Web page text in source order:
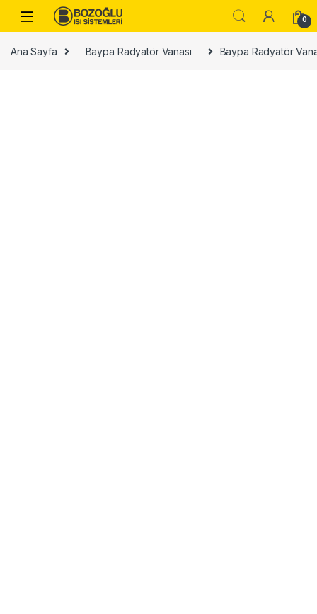
Skip to navigation
Skip to content
0
Ana Sayfa Baypa Radyatör Vanası Baypa Radyatör